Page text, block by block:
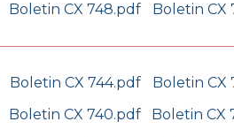
Boletin CX 748.pdf Boletin CX
Boletin CX 744.pdf
Boletin CX
Boletin CX 740.pdf
Boletin CX